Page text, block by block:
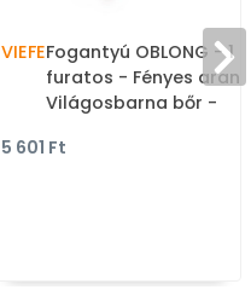
VIEFEFogantyú OBLONG - 1
furatos - Fényes
Világosbarna bőr -
- Bőrrel kombinált fém
5 601 Ft